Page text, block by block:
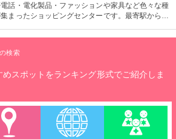
話・電化製品・ファッションや家具など色々な種
まったショッピングセンターです。最寄駅からの
にまとめたような印象です。
検索
スポットをランキング形式でご紹介しま